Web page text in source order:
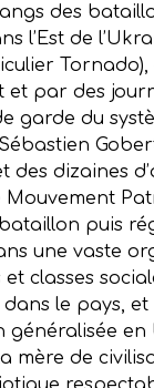
des
l’Est de
et par des
garde du
des dizaines
Mouvement
puis
une vaste
classes
le pays, et
mère de